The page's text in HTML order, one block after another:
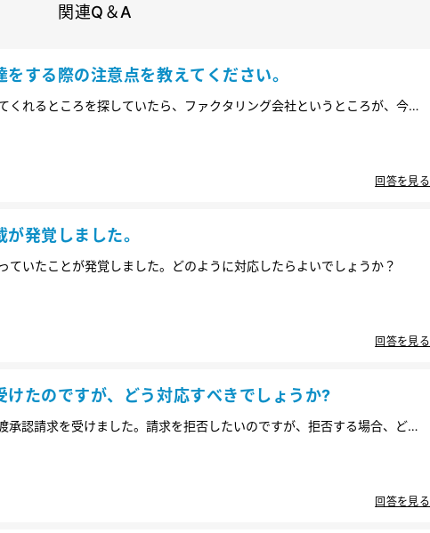
関連Q＆A
する際の注意点を教えてください。
れるところを探していたら、ファクタリング会社というところが、今後5
なので融資を受けようと思うのですが、気を付けた方が良いことはありま
回答を見る
発覚しました。
ていたことが発覚しました。どのように対応したらよいでしょうか？
回答を見る
たのですが、どう対応すべきでしょうか?
承認請求を受けました。請求を拒否したいのですが、拒否する場合、どの
回答を見る